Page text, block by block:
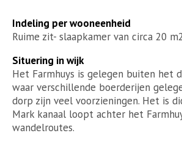
Indeling per wooneenheid
Ruime zit- slaapkamer van circa 20
Situering in wijk
Het Farmhuys is gelegen buiten het
waar verschillende boerderijen
dorp zijn veel voorzieningen. Het is
Mark kanaal loopt achter het
wandelroutes.